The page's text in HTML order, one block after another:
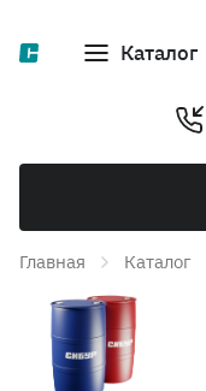
Каталог
Главная Каталог